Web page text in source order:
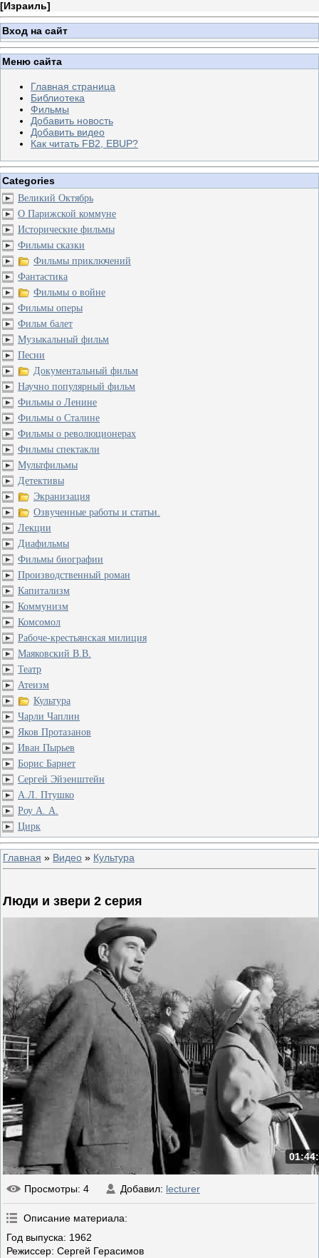
[Израиль]
Вход на сайт
Меню сайта
Главная страница
Библиотека
Фильмы
Добавить новость
Добавить видео
Как читать FB2, EBUP?
Categories
Великий Октябрь
О Парижской коммуне
Исторические фильмы
Фильмы сказки
Фильмы приключений
Фантастика
Фильмы о войне
Фильмы оперы
Фильм балет
Музыкальный фильм
Песни
Документальный фильм
Научно популярный фильм
Фильмы о Ленине
Фильмы о Сталине
Фильмы о революционерах
Фильмы спектакли
Мультфильмы
Детективы
Экранизация
Озвученные работы и статьи.
Лекции
Диафильмы
Фильмы биографии
Производственный роман
Капитализм
Коммунизм
Комсомол
Рабоче-крестьянская милиция
Маяковский В.В.
Театр
Атеизм
Культура
Чарли Чаплин
Яков Протазанов
Иван Пырьев
Борис Барнет
Сергей Эйзенштейн
А.Л. Птушко
Роу А. А.
Цирк
Главная » Видео » Культура
Люди и звери 2 серия
Просмотры: 4 Добавил: lecturer
Описание материала:
Год выпуска: 1962
Режиссер: Сергей Герасимов